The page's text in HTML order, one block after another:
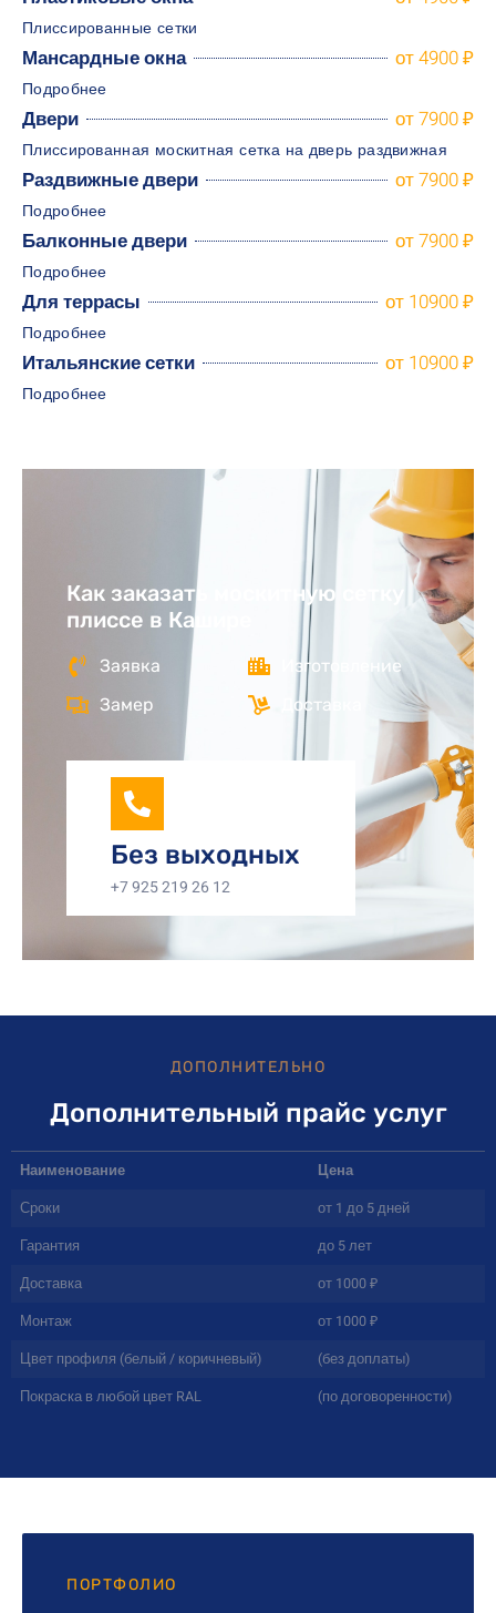
Плиссированные сетки
Мансардные окна от 4900 ₽
Подробнее
Двери от 7900 ₽
Плиссированная москитная сетка на дверь раздвижная
Раздвижные двери от 7900 ₽
Подробнее
Балконные двери от 7900 ₽
Подробнее
Для террасы от 10900 ₽
Подробнее
Итальянские сетки от 10900 ₽
Подробнее
Как заказать москитную сетку
плиссе в Кашире
Заявка
Замер
Изготовление
Доставка
Без выходных
+7 925 219 26 12
ДОПОЛНИТЕЛЬНО
Дополнительный прайс услуг
Наименование
Цена
Сроки
от 1 до 5 дней
Гарантия
до 5 лет
Доставка
от 1000 ₽
Монтаж
от 1000 ₽
Цвет профиля (белый / коричневый)
(без доплаты)
Покраска в любой цвет RAL
(по договоренности)
ПОРТФОЛИО